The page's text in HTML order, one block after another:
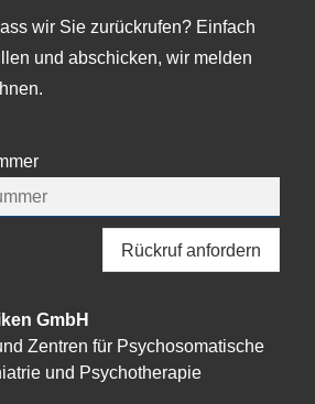
wir Sie zurückrufen? Einfach
und abschicken, wir melden
Rückruf anfordern
GmbH
Zentren für Psychosomatische
und Psychotherapie